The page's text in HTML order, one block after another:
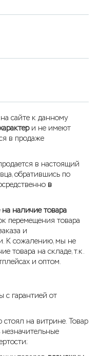
сайте к данному
и не имеют
в продаже
в настоящий
обратившись по
в
наличие товара
перемещения товара
и
К сожалению, мы не
товара на складе, т.к.
и оптом.
с гарантией от
стоял на витрине. Товар